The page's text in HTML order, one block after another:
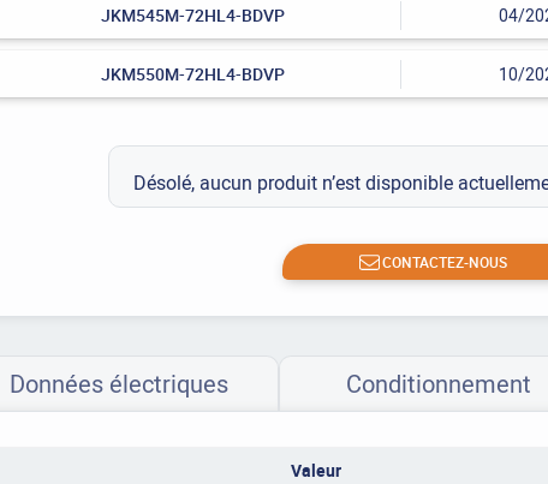
JKM545M-72HL4-BDVP 04/
JKM550M-72HL4-BDVP 10/
Désolé, aucun produit n’est disponible
CONTACTEZ-NOUS
Données électriques Conditionnement
Valeur